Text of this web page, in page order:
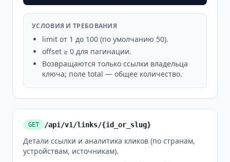
УСЛОВИЯ И ТРЕБОВАНИЯ
limit от 1 до 100 (по умолчанию 50).
offset ≥ 0 для пагинации.
Возвращаются только ссылки владельца
ключа; поле total — общее количество.
GET /api/v1/links/{id_or_slug}
Детали ссылки и аналитика кликов (по странам,
устройствам, источникам).